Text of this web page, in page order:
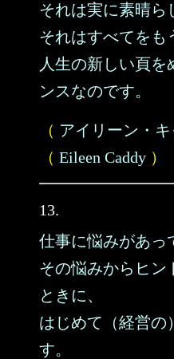
それは実に素晴ら
それはすべてをも
人生の新しい頁を
ンスなのです。
（ アイリーン・キ
（ Eileen Caddy ）
13.
仕事に悩みがあっ
その悩みからヒン
ときに、
はじめて（経営の
す。